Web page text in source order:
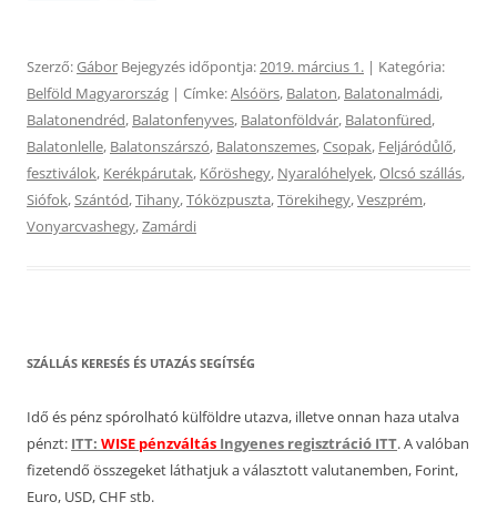
Szerző:Gábor Bejegyzés időpontja:2019. március 1. | Kategória:
Belföld Magyarország | Címke:Alsóörs, Balaton, Balatonalmádi,
Balatonendréd, Balatonfenyves, Balatonföldvár, Balatonfüred,
Balatonlelle, Balatonszárszó, Balatonszemes,Csopak, Feljáródůlő,
fesztiválok, Kerékpárutak, Kőröshegy, Nyaralóhelyek,Olcsó szállás,
Siófok,Szántód,Tihany,Tóközpuszta,Törekihegy,Veszprém,
Vonyarcvashegy,Zamárdi
SZÁLLÁS KERESÉS ÉS UTAZÁS SEGÍTSÉG
Idő és pénz spórolható külföldre utazva, illetve onnan haza utalva
pénzt: ITT: WISE pénzváltás Ingyenes regisztráció ITT. A valóban
fizetendő összegeket láthatjuk a választott valutanemben, Forint,
Euro, USD, CHF stb.